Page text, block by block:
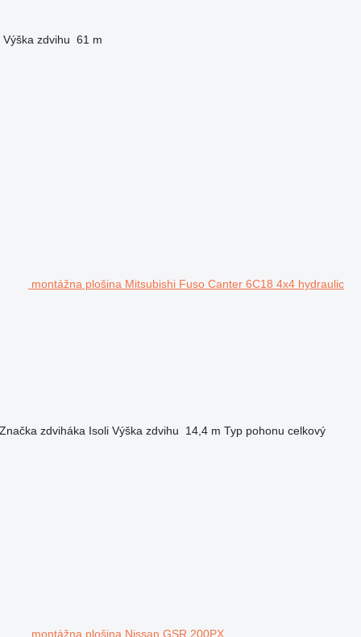
Výška zdvihu 61 m
montážna plošina Mitsubishi Fuso Canter 6C18 4x4 hydraulic
Značka zdviháka Isoli Výška zdvihu 14,4 m Typ pohonu celkový
montážna plošina Nissan GSR 200PX